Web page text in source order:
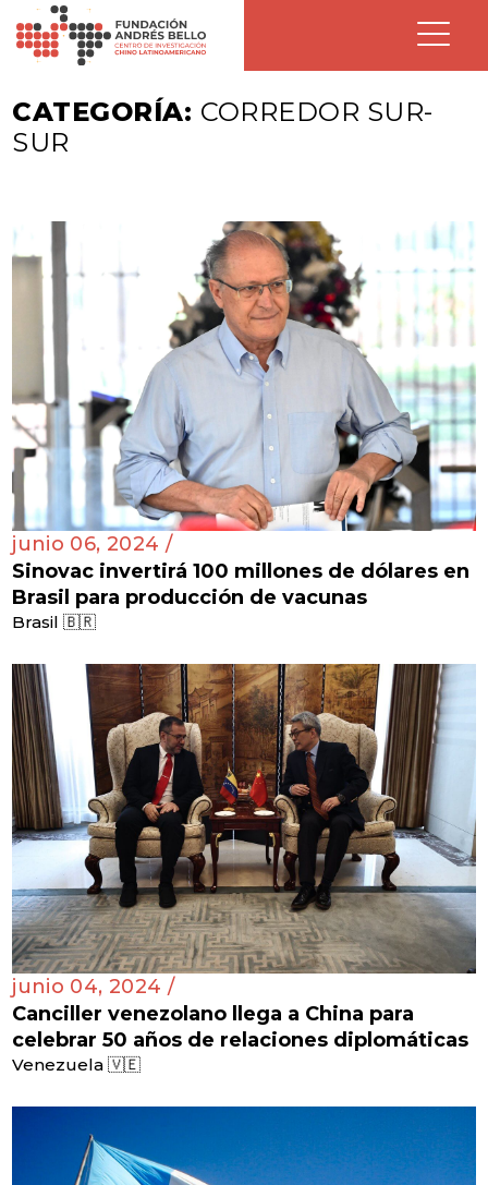
CATEGORÍA: CORREDOR SUR-
SUR
junio 06, 2024 /
Sinovac invertirá 100 millones de dólares en
Brasil para producción de vacunas
Brasil 🇧🇷
junio 04, 2024 /
Canciller venezolano llega a China para
celebrar 50 años de relaciones diplomáticas
Venezuela 🇻🇪